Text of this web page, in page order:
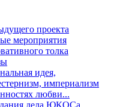
проекта
мероприятия
толка
идея,
империализм
любви...